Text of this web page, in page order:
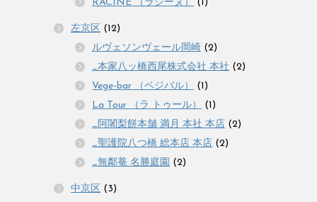
RACINE （ラシーヌ）
(1)
左京区 (12)
ルヴェソンヴェール岡崎 (2)
_本家八ッ橋西尾株式会社 本社 (2)
Vege-bar （ベジバル）
(1)
La Tour （ラ トゥール）
(1)
_阿闍梨餅本舗 満月 本社 本店 (2)
_聖護院八つ橋 総本店 本店 (2)
_無鄰菴 名勝庭園 (2)
中京区 (3)